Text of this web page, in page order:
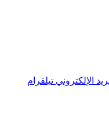
الإلكتروني تيلقرام